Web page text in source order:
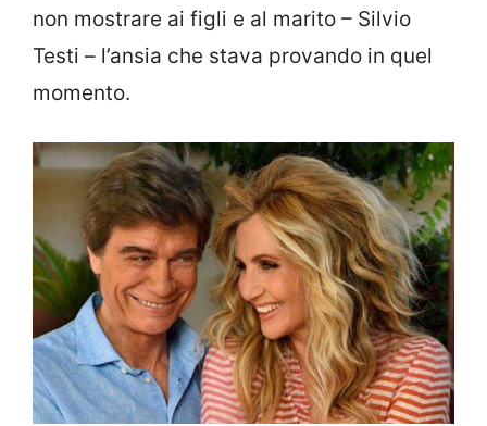
non mostrare ai figli e al marito – Silvio
Testi – l’ansia che stava provando in quel
momento.